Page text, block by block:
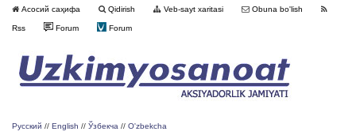
Асосий саҳифа Qidirish Veb-sayt xaritasi Obuna bo'lish
Rss Forum Forum
Русский // English // Ўзбекча // O'zbekcha